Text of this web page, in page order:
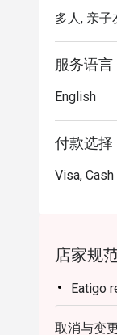
多人, 亲子
服务语言
English
付款选择
Visa, Cash
店家规
Eatigo
取消与变